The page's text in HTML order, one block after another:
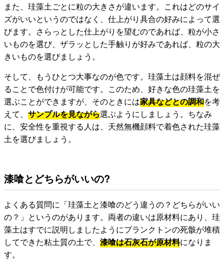
また、珪藻土ごとに粒の大きさが違います。これはどのサイ
ズがいいというのではなく、仕上がり具合の好みによって選
びます。さらっとした仕上がりを望むのであれば、粒が小さ
いものを選び、ザラッとした手触りが好みであれば、粒の大
きいものを選びましょう。
そして、もうひとつ大事なのが色です。珪藻土は顔料を混ぜ
ることで色付けが可能です。このため、好きな色の珪藻土を
選ぶことができますが、そのときには家具などとの調和を考
えて、 サンプルを見ながら選ぶようにしましょう。ちなみ
に、安全性を重視する人は、天然無機顔料で着色された珪藻
土を選びましょう。
漆喰とどちらがいいの?
よくある質問に「珪藻土と漆喰のどう違うの？どちらがいい
の？」というのがあります。両者の違いは原材料にあり、珪
藻土はすでに説明しましたようにプランクトンの死骸が堆積
してできた粘土質の土で、 漆喰は石灰石が原材料になりま
す。